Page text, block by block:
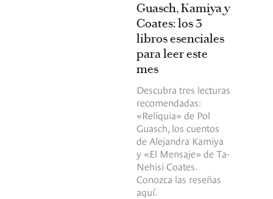
Guasch, Kamiya y
Coates: los 3
libros esenciales
para leer este
mes
Descubra tres lecturas
recomendadas:
«Reliquia» de Pol
Guasch, los cuentos
de Alejandra Kamiya
y «El Mensaje» de Ta-
Nehisi Coates.
Conozca las reseñas
aquí.